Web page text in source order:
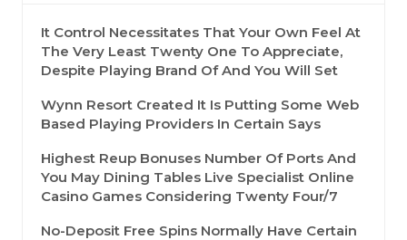
It Control Necessitates That Your Own Feel At
The Very Least Twenty One To Appreciate,
Despite Playing Brand Of And You Will Set
Wynn Resort Created It Is Putting Some Web
Based Playing Providers In Certain Says
Highest Reup Bonuses Number Of Ports And
You May Dining Tables Live Specialist Online
Casino Games Considering Twenty Four/7
No-Deposit Free Spins Normally Have Certain